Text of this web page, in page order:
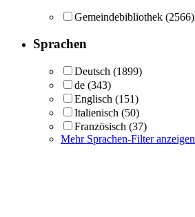
Gemeindebibliothek (2566)
Sprachen
Deutsch (1899)
de (343)
Englisch (151)
Italienisch (50)
Französisch (37)
Mehr Sprachen-Filter anzeigen